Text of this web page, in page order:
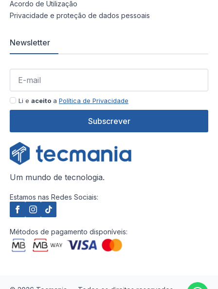
Acordo de Utilização
Privacidade e proteção de dados pessoais
Newsletter
Li e aceito a Política de Privacidade
Subscrever
Um mundo de tecnologia.
Estamos nas Redes Sociais:
Métodos de pagamento disponíveis: